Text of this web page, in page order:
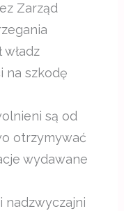
Zarząd
na szkodę
są od
otrzymywać
wydawane
nadzwyczajni